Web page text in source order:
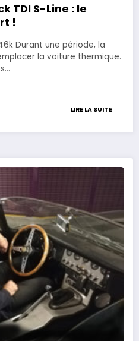
TDI S-Line : le
!
Durant une période, la
la voiture thermique.
LIRE LA SUITE